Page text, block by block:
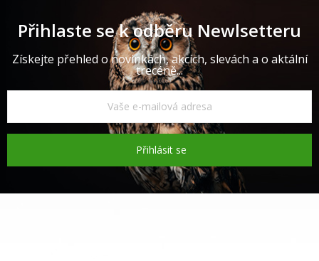
Přihlaste se k odběru Newlsetteru
Získejte přehled o novinkách, akcích, slevách a o aktální
trecéně...
Přihlásit se